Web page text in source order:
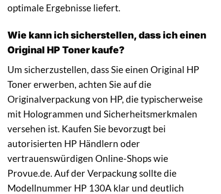
optimale Ergebnisse liefert.
Wie kann ich sicherstellen, dass ich einen
Original HP Toner kaufe?
Um sicherzustellen, dass Sie einen Original HP
Toner erwerben, achten Sie auf die
Originalverpackung von HP, die typischerweise
mit Hologrammen und Sicherheitsmerkmalen
versehen ist. Kaufen Sie bevorzugt bei
autorisierten HP Händlern oder
vertrauenswürdigen Online-Shops wie
Provue.de. Auf der Verpackung sollte die
Modellnummer HP 130A klar und deutlich